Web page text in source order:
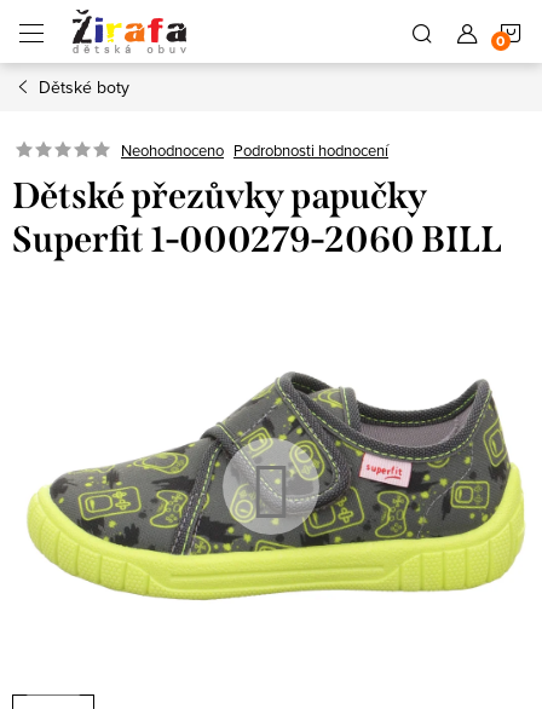
obsah
Dětské boty
Neohodnoceno Podrobnosti hodnocení
Dětské přezůvky papučky
Superfit 1-000279-2060 BILL